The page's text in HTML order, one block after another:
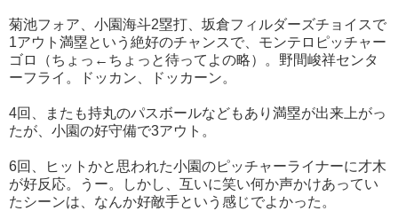
菊池フォア、小園海斗2塁打、坂倉フィルダーズチョイスで
1アウト満塁という絶好のチャンスで、モンテロピッチャー
ゴロ（ちょっ←ちょっと待ってよの略）。野間峻祥センタ
ーフライ。ドッカン、ドッカーン。
4回、またも持丸のパスボールなどもあり満塁が出来上がっ
たが、小園の好守備で3アウト。
6回、ヒットかと思われた小園のピッチャーライナーに才木
が好反応。うー。しかし、互いに笑い何か声かけあってい
たシーンは、なんか好敵手という感じでよかった。